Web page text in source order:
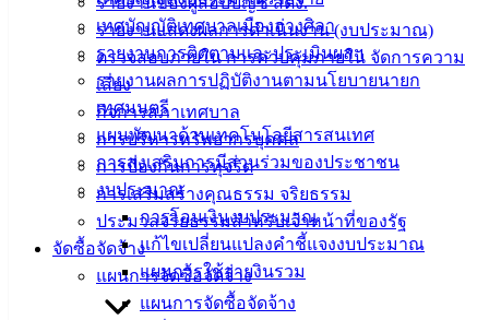
รายงานแสดงผลการดำเนินงาน (งบประมาณ)
ตรวจสอบภายใน การควบคุมภายใน จัดการความ
เสี่ยง
กิจการสภาเทศบาล
การบริหารทรัพยากรบุคคล
การป้องกันการทุจริต
การเสริมสร้างคุณธรรม จริยธรรม
ประมวลจริยธรรมสำหรับเจ้าหน้าที่ของรัฐ
จัดซื้อจัดจ้าง
แผนการจัดซื้อจัดจ้าง
แผนการจัดซื้อจัดจ้าง
เทศบัญญัติเทศบาลเมืองอ่างศิลา
รายงานการติดตามและประเมินผลฯ
รายงานผลการปฏิบัติงานตามนโยบายนายก
เทศมนตรี
แผนพัฒนาด้านเทคโนโลยีสารสนเทศ
การส่งเสริมการมีส่วนร่วมของประชาชน
งบประมาณ
การโอนเงินงบประมาณ
แก้ไขเปลี่ยนแปลงคำชี้แจงงบประมาณ
แผนการใช้จ่ายงินรวม
ประชาชน
ดาวน์โหลด
ฟอร์ม,
เอกสาร
คู่มือ
สำหรับ
ประชาชน/
คู่มือการ
ปฏิบัติ